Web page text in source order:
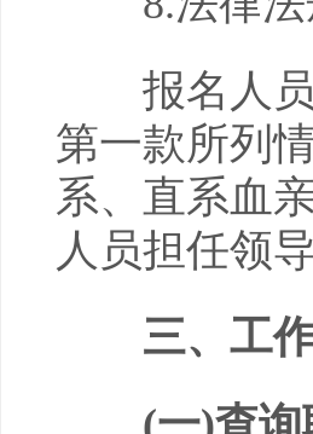
报名人员
第一款所列
系、直系血
人员担任领
三、工
(一)查询